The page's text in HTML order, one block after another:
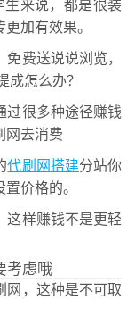
生来说，都是很装
加有效果。
费送说说浏览，
成怎么办？
过很多种途径赚钱
网去消费
代刷网搭建分站你
价格的。
这样赚钱不是更轻
考虑哦
网，这种是不可取